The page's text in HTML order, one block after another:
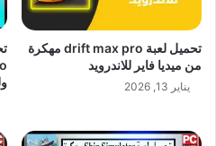
تحميل لعبة drift max pro مهكرة
من ميديا فاير للاندرويد
يناير 13, 2026